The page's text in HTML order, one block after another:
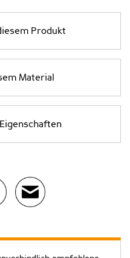
Produkt
Material